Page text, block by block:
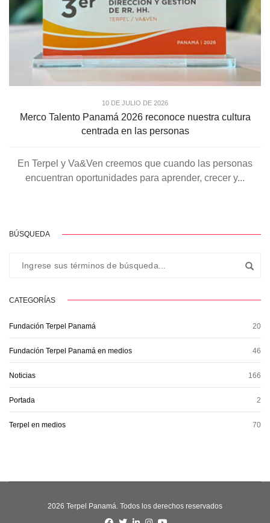
10 DE JULIO DE 2026
Merco Talento Panamá 2026 reconoce nuestra cultura
centrada en las personas
En Terpel y Va&Ven creemos que cuando las personas
encuentran oportunidades para aprender, crecer y...
BÚSQUEDA
CATEGORÍAS
Fundación Terpel Panamá 20
Fundación Terpel Panamá en medios 46
Noticias 166
Portada 2
Terpel en medios 70
2026 Terpel Panamá. Todos los derechos reservados